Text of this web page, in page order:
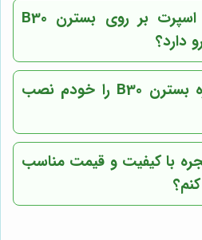
آیا نصب جلو پنجره اسپرت بر روی بسترن B30
دارد؟
آیا می‌توانم جلو پنجره بسترن B30 را خودم نصب
با کیفیت و قیمت مناسب